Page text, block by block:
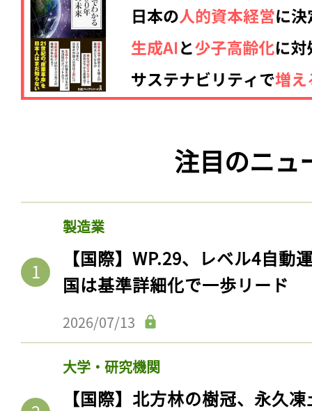
注目のニュ
製造業
【国際】WP.29、レベル4自動
国は基準詳細化で一歩リード
2026/07/13
大学・研究機関
【国際】北方林の樹冠、永久